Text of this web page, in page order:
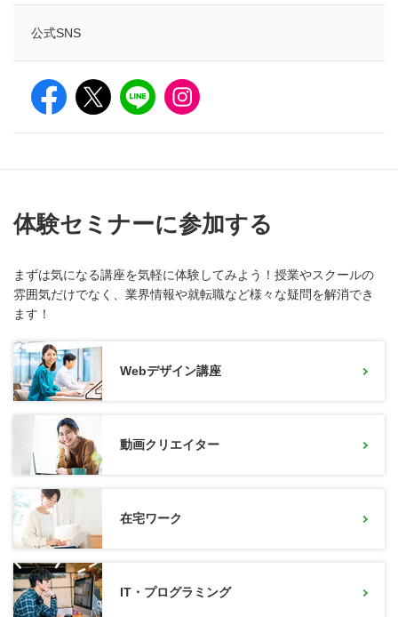
公式SNS
体験セミナーに参加する
まずは気になる講座を気軽に体験してみよう！授業やスクールの
雰囲気だけでなく、業界情報や就転職など様々な疑問を解消でき
ます！
Webデザイン講座
動画クリエイター
在宅ワーク
IT・プログラミング